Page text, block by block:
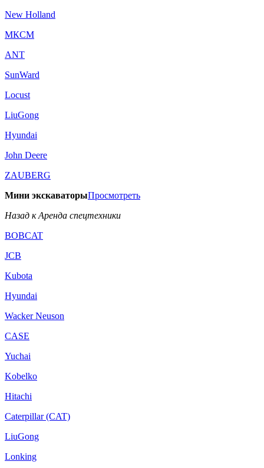
New Holland
МКСМ
ANT
SunWard
Locust
LiuGong
Hyundai
John Deere
ZAUBERG
Мини экскаваторыПросмотреть
Назад к Аренда спецтехники
BOBCAT
JCB
Kubota
Hyundai
Wacker Neuson
CASE
Yuchai
Kobelko
Hitachi
Caterpillar (CAT)
LiuGong
Lonking